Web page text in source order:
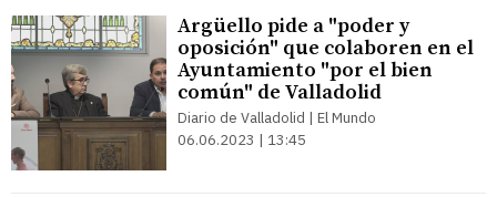
Argüello pide a "poder y
oposición" que colaboren en el
Ayuntamiento "por el bien
común" de Valladolid
Diario de Valladolid | El Mundo
06.06.2023 | 13:45